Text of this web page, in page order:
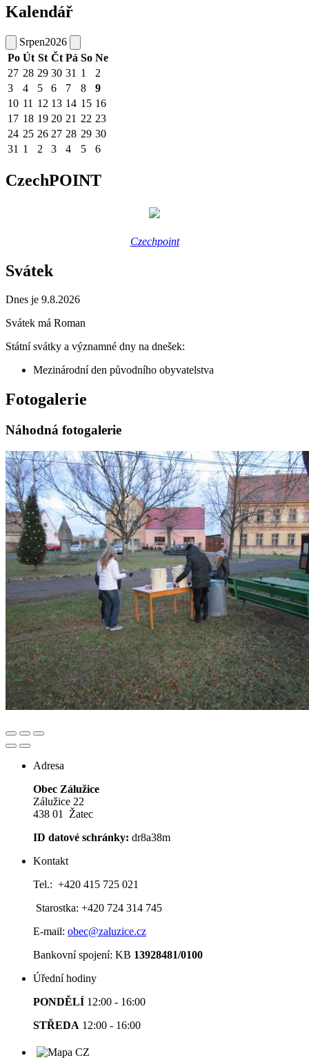
Kalendář
Srpen2026
Po Út St Čt Pá So Ne
27 28 29 30 31 1
2
3
4 5 6 7 8
9
10 11 12 13 14 15 16
17 18 19 20 21 22 23
24 25 26 27 28 29 30
31 1 2 3 4 5 6
CzechPOINT
Czechpoint
Svátek
Dnes je 9.8.2026
Svátek má Roman
Státní svátky a významné dny na dnešek:
Mezinárodní den původního obyvatelstva
Fotogalerie
Náhodná fotogalerie
Adresa
Obec Zálužice
Zálužice 22
438 01 Žatec
ID datové schránky: dr8a38m
Kontakt
Tel.: +420 415 725 021
Starostka: +420 724 314 745
E-mail: obec@zaluzice.cz
Bankovní spojení: KB 13928481/0100
Úřední hodiny
PONDĚLÍ 12:00 - 16:00
STŘEDA 12:00 - 16:00